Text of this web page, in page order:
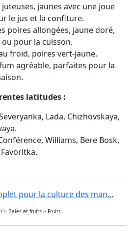
juteuses, jaunes avec une joue
le jus et la confiture.
poires allongées, jaune doré,
pour la cuisson.
froid, poires vert-jaune,
agréable, parfaites pour la
latitudes :
Lada, Chizhovskaya,
Williams, Bere Bosk,
pour la culture des man...
> Baies et fruits > Fruits